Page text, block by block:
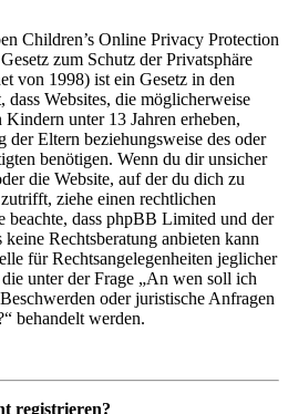
Children’s Online Privacy Protection
zum Schutz der Privatsphäre
von 1998) ist ein Gesetz in den
Websites, die möglicherweise
unter 13 Jahren erheben,
der Eltern beziehungsweise des oder
benötigen. Wenn du dir unsicher
die Website, auf der du dich zu
ziehe einen rechtlichen
beachte, dass phpBB Limited und der
keine Rechtsberatung anbieten kann
für Rechtsangelegenheiten jeglicher
unter der Frage „An wen soll ich
oder juristische Anfragen
behandelt werden.
registrieren?